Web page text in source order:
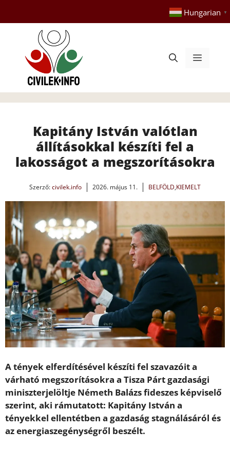
tartalomba
Hungarian ▼
Menü
Kapitány István valótlan
állításokkal készíti fel a
lakosságot a megszorításokra
Szerző:civilek.info 2026. május 11. BELFÖLD,KIEMELT
A tények elferdítésével készíti fel szavazóit a
várható megszorításokra a Tisza Párt gazdasági
miniszterjelöltje Németh Balázs fideszes képviselő
szerint, aki rámutatott: Kapitány István a
tényekkel ellentétben a gazdaság stagnálásáról és
az energiaszegénységről beszélt.